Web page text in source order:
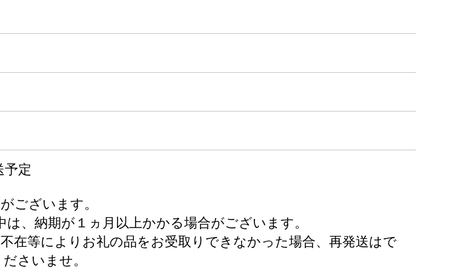
予定
ございます。
、納期が１ヵ月以上かかる場合がございます。
在等によりお礼の品をお受取りできなかった場合、再発送はで
さいませ。